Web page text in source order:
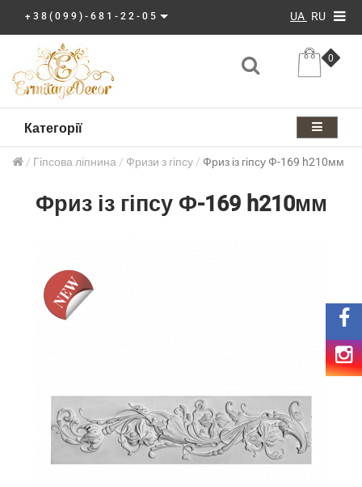
+38(099)-681-22-05 UA RU
0
Категорії
Гіпсова ліпнина Фризи з гіпсу Фриз із гіпсу Ф-169 h210мм
Фриз із гіпсу Ф-169 h210мм